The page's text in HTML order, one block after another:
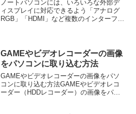
ノートパソコンには、いろいろな外部デ
ィスプレイに対応できるよう「アナログ
RGB」「HDMI」など複数のインターフェ
に2つの外部...
GAMEやビデオレコーダーの画像
をパソコンに取り込む方法
GAMEやビデオレコーダーの画像をパソ
コンに取り込む方法GAMEやビデオレコ
ーダー（HDDレコーダー）の画像をパソ